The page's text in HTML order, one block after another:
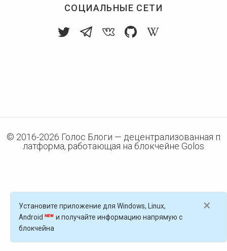
СОЦИАЛЬНЫЕ СЕТИ
© 2016-2026 Голос Блоги — децентрализованная п
латформа, работающая на блокчейне Golos
×
Установите приложение для Windows, Linux,
Android
и получайте информацию напрямую с
блокчейна